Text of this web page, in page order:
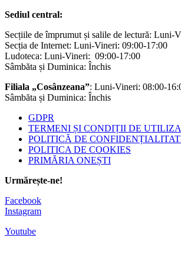
Sediul central:
Secțiile de împrumut și salile de lectură: Luni-
Secția de Internet: Luni-Vineri: 09:00-17:00
Ludoteca: Luni-Vineri: 09:00-17:00
Sâmbăta și Duminica: Închis
Filiala „Cosânzeana”: Luni-Vineri: 08:00-
Sâmbăta și Duminica: Închis
GDPR
TERMENI ȘI CONDIȚII DE
POLITICĂ DE
POLITICA DE COOKIES
PRIMĂRIA ONEȘTI
Urmărește-ne!
Facebook
Instagram
Youtube